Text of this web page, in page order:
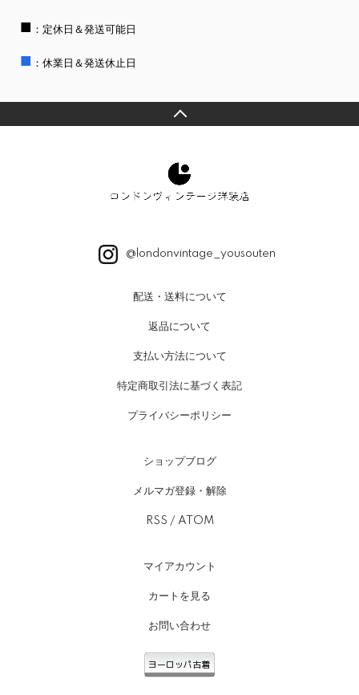
■ ：定休日＆発送可能日
■ ：休業日＆発送休止日
@londonvintage_yousouten
配送・送料について
返品について
支払い方法について
特定商取引法に基づく表記
プライバシーポリシー
ショップブログ
メルマガ登録・解除
RSS / ATOM
マイアカウント
カートを見る
お問い合わせ